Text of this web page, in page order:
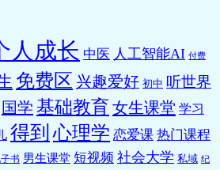
人成长 中医 人工智能AI 付费
免费区 兴趣爱好 初中 听世界
国学 基础教育 女生课堂 学习
得到 心理学 恋爱课 热门课程
书 男生课堂 短视频 社会大学 私域 纪